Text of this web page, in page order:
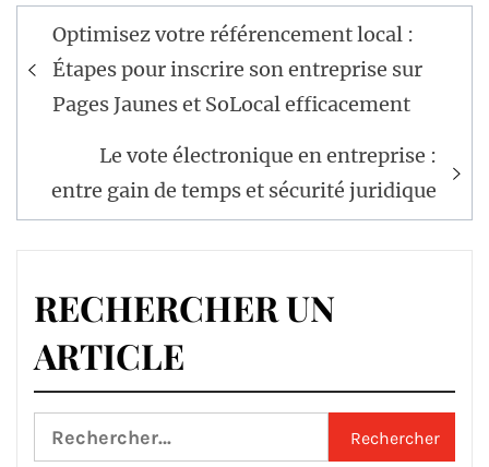
Navigation
de
l’article
Optimisez votre référencement local :
Étapes pour inscrire son entreprise sur
Pages Jaunes et SoLocal efficacement
Le vote électronique en entreprise :
entre gain de temps et sécurité juridique
RECHERCHER UN
ARTICLE
Rechercher :